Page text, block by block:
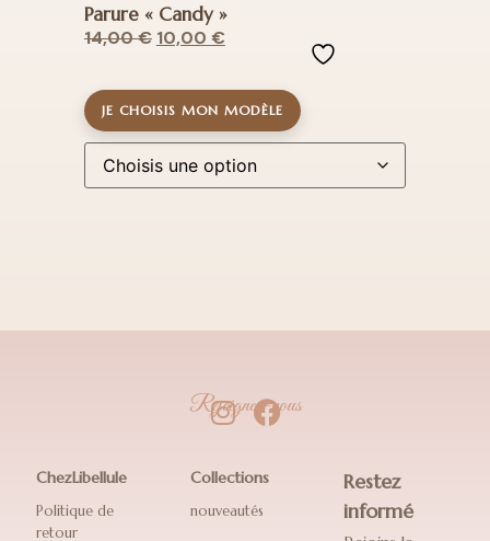
Parure « Candy »
14,00€ 10,00 €
JE CHOISIS MON MODÈLE
Rejoignez-nous
ChezLibellule
Politique de
retour
Collections
nouveautés
Restez
informé